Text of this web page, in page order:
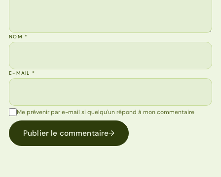
NOM*
E-MAIL*
Me prévenir par e-mail si quelqu'un répond à mon commentaire
Publier le commentaire→